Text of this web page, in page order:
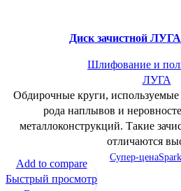
Диск зачистной
Шлифование и
ЛУГА
Обдирочные круги, используемые
рода наплывов и
металлоконструкций. Такие
отличаются
Супер-цена
Add to compare
Быстрый просмотр